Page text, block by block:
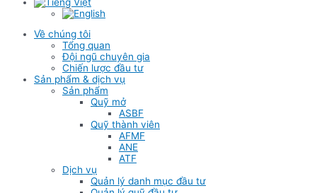
Về chúng tôi
Tổng quan
Đội ngũ chuyên gia
Chiến lược đầu tư
Sản phẩm & dịch vụ
Sản phẩm
Quỹ mở
ASBF
Quỹ thành viên
AFMF
ANE
ATF
Dịch vụ
Quản lý danh mục đầu tư